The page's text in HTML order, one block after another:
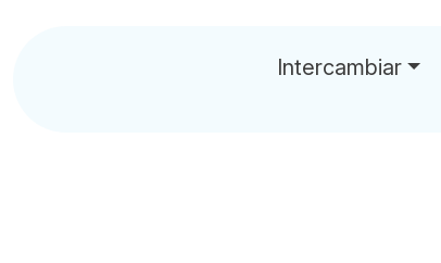
Intercambiar